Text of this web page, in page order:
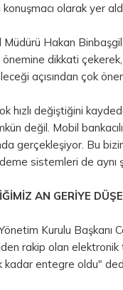
olarak yer
Müdürü Hakan
önemine dikkati
açısından çok
hızlı değiştiğini
değil. Mobil
gerçekleşiyor. Bu
sistemleri de aynı
AN GERİYE
Kurulu Başkanı
rakip olan
kadar entegre oldu"